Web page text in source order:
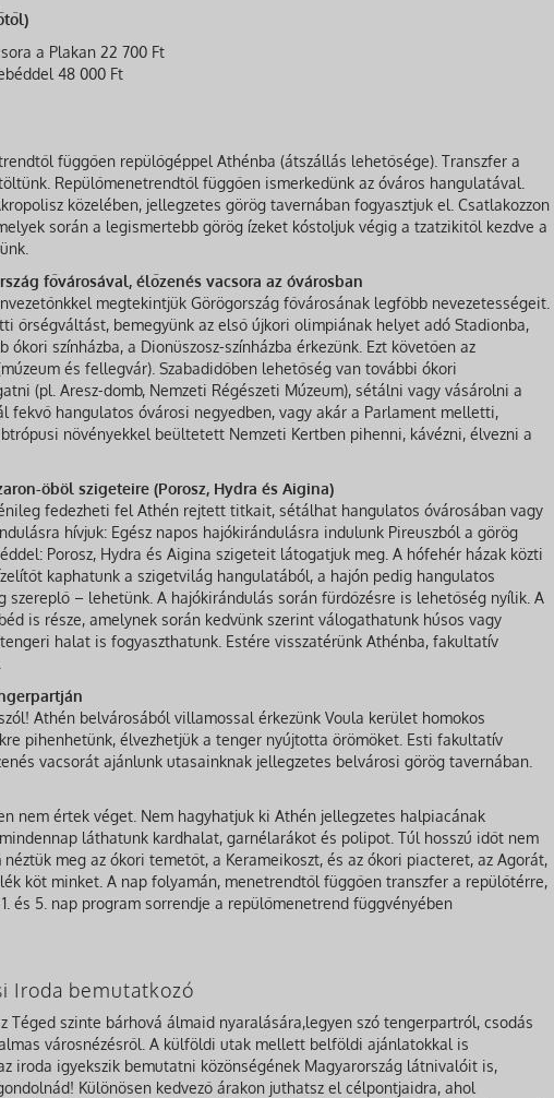
a Plakan 22 700 Ft
48 000 Ft
függően repülőgéppel Athénba (átszállás lehetősége). Transzfer a
Repülőmenetrendtől függően ismerkedünk az óváros hangulatával.
közelében, jellegzetes görög tavernában fogyasztjuk el. Csatlakozzon
során a legismertebb görög ízeket kóstoljuk végig a tzatzikitől kezdve a
fővárosával, élőzenés vacsora az óvárosban
megtekintjük Görögország fővárosának legfőbb nevezetességeit.
őrségváltást, bemegyünk az első újkori olimpiának helyet adó Stadionba,
ókori színházba, a Dionüszosz-színházba érkezünk. Ezt követően az
és fellegvár). Szabadidőben lehetőség van további ókori
(pl. Aresz-domb, Nemzeti Régészeti Múzeum), sétálni vagy vásárolni a
fekvő hangulatos óvárosi negyedben, vagy akár a Parlament melletti,
növényekkel beültetett Nemzeti Kertben pihenni, kávézni, élvezni a
öböl szigeteire (Porosz, Hydra és Aigina)
fedezheti fel Athén rejtett titkait, sétálhat hangulatos óvárosában vagy
hívjuk: Egész napos hajókirándulásra indulunk Pireuszból a görög
Porosz, Hydra és Aigina szigeteit látogatjuk meg. A hófehér házak közti
kaphatunk a szigetvilág hangulatából, a hajón pedig hangulatos
szereplő – lehetünk. A hajókirándulás során fürdőzésre is lehetőség nyílik. A
is része, amelynek során kedvünk szerint válogathatunk húsos vagy
halat is fogyaszthatunk. Estére visszatérünk Athénba, fakultatív
Athén belvárosából villamossal érkezünk Voula kerület homokos
pihenhetünk, élvezhetjük a tenger nyújtotta örömöket. Esti fakultatív
vacsorát ajánlunk utasainknak jellegzetes belvárosi görög tavernában.
nem értek véget. Nem hagyhatjuk ki Athén jellegzetes halpiacának
láthatunk kardhalat, garnélarákot és polipot. Túl hosszú időt nem
meg az ókori temetőt, a Kerameikoszt, és az ókori piacteret, az Agorát,
köt minket. A nap folyamán, menetrendtől függően transzfer a repülőtérre,
és 5. nap program sorrendje a repülőmenetrend függvényében
Iroda bemutatkozó
Téged szinte bárhová álmaid nyaralására,legyen szó tengerpartról, csodás
városnézésről. A külföldi utak mellett belföldi ajánlatokkal is
iroda igyekszik bemutatni közönségének Magyarország látnivalóit is,
Különösen kedvező árakon juthatsz el célpontjaidra, ahol